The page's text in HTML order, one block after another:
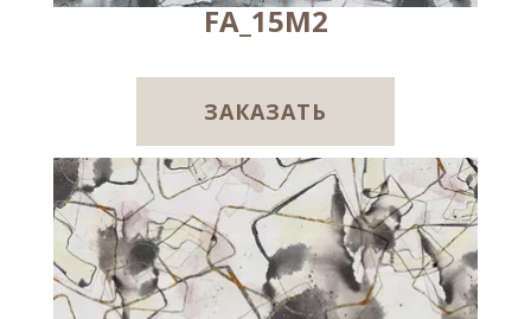
FA_15M2
ЗАКАЗАТЬ